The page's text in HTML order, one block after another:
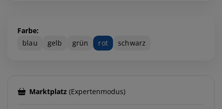
Farbe:
blau
gelb grün rot schwarz
Marktplatz(Expertenmodus)